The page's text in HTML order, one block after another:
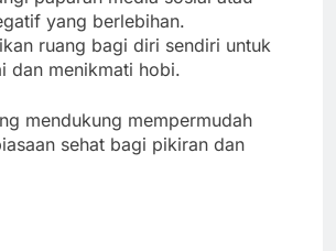
yang berlebihan.
ruang bagi diri sendiri untuk
dan menikmati hobi.
mendukung mempermudah
sehat bagi pikiran dan